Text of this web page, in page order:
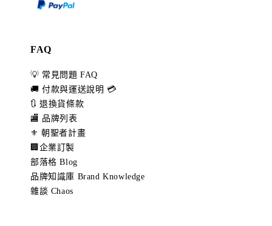
FAQ
💡 常見問題 FAQ
🚚 付款與運送說明 💳
🔃 退換貨條款
🏬 品牌列表
⚜️ 朝聖者計畫
🏢企業訂製
部落格 Blog
品牌知識庫 Brand Knowledge
雜談 Chaos